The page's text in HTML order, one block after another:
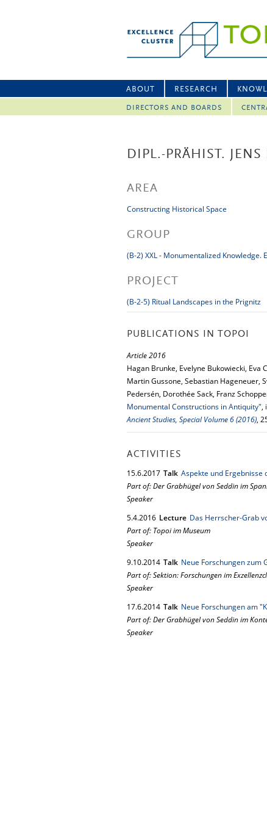
ABOUT RESEARCH
DIRECTORS AND BOARDS
DIPL.-PRÄHIST. JENS
AREA
Constructing Historical Space
GROUP
(B-2) XXL - Monumentalized
PROJECT
(B-2-5) Ritual Landscapes in the Prignitz
PUBLICATIONS IN TOPOI
Article 2016
Hagan Brunke, Evelyne Bukowiecki, Eva
Martin Gussone, Sebastian Hageneuer,
Pedersén, Dorothée Sack, Franz
Monumental Constructions in Antiquity",
Ancient Studies, Special Volume 6 (2016),
ACTIVITIES
15.6.2017 Talk Aspekte und Ergebnisse
Part of: Der Grabhügel von Seddin im
Speaker
5.4.2016 Lecture Das Herrscher-Grab
Part of: Topoi im Museum
Speaker
9.10.2014 Talk Neue Forschungen zum
Part of: Sektion: Forschungen im
Speaker
17.6.2014 Talk Neue Forschungen am
Part of: Der Grabhügel von Seddin im
Speaker